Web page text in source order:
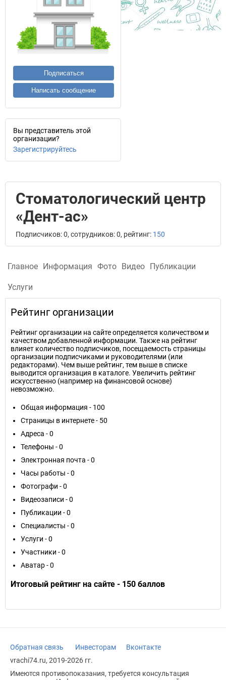
Подписаться
Написать сообщение
Вы представитель этой
организации?
Зарегистрируйтесь
Стоматологический центр
«Дент-ас»
Подписчиков: 0, сотрудников: 0, рейтинг: 150
Главное Информация Фото Видео Публикации
Услуги
Рейтинг организации
Рейтинг организации на сайте определяется количеством и
качеством добавленной информации. Также на рейтинг
влияет количество подписчиков, посещаемость страницы
организации подписчиками и руководителями (или
редакторами). Чем выше рейтинг, тем выше в списке
выводится организация в каталоге. Увеличить рейтинг
искусственно (например на финансовой основе)
невозможно.
Общая информация - 100
Страницы в интернете - 50
Адреса - 0
Телефоны - 0
Электронная почта - 0
Часы работы - 0
Фотографи - 0
Видеозаписи - 0
Публикации - 0
Специалисты - 0
Услуги - 0
Участники - 0
Аватар - 0
Итоговый рейтинг на сайте - 150 баллов
Обратная связь Инвесторам
Вконтакте
vrachi74.ru, 2019-2026 гг.
Имеются противопоказания, требуется консультация